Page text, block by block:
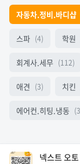
자동차.정비.바디샵
스파 (4) 학원
회계사.세무 (112)
애견 (3) 치킨
에어컨.히팅.냉동
넥스트 오